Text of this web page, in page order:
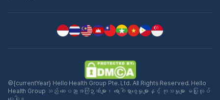
©{currentYear} Hello Health Group Pte. Ltd. All Rights Reserved. Hello
Health Group သည် ဆေးပညာအကြံဉာဏ်များ၊ ရောဂါရှာဖွေမှုများနှင့် ကုသမှုများ မပြုလုပ်